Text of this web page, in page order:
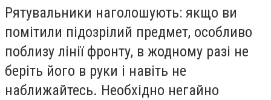
Рятувальники наголошують: якщо ви
помітили підозрілий предмет, особливо
поблизу лінії фронту, в жодному разі не
беріть його в руки і навіть не
наближайтесь. Необхідно негайно